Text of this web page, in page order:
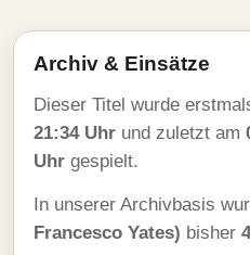
Archiv & Einsätze
Dieser Titel wurde
21:34 Uhr und zuletzt am
Uhr gespielt.
In unserer Archivbasis
Francesco Yates) bisher